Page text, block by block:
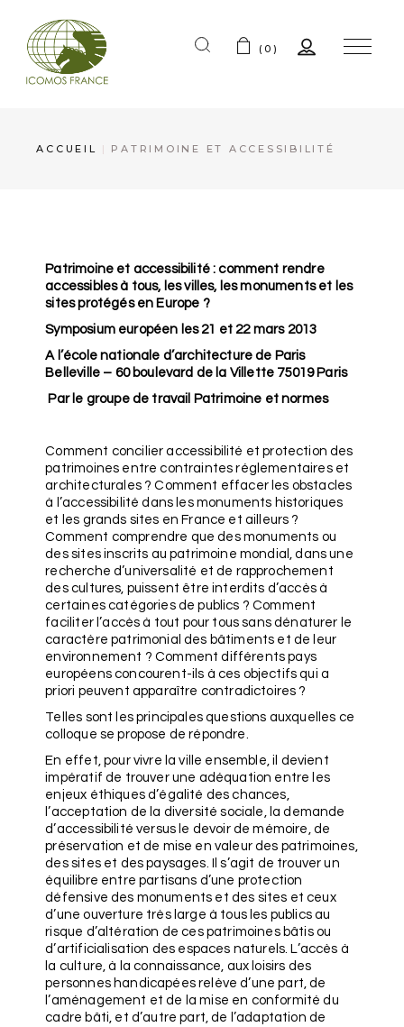
(0)
ACCUEIL PATRIMOINE ET ACCESSIBILITÉ
Patrimoine et accessibilité : comment rendre
accessibles à tous, les villes, les monuments et les
sites protégés en Europe ?
Symposium européen les 21 et 22 mars 2013
A l’école nationale d’architecture de Paris
Belleville – 60 boulevard de la Villette 75019 Paris
Par le groupe de travail Patrimoine et normes
Comment concilier accessibilité et protection des
patrimoines entre contraintes réglementaires et
architecturales ? Comment effacer les obstacles
à l’accessibilité dans les monuments historiques
et les grands sites en France et ailleurs ?
Comment comprendre que des monuments ou
des sites inscrits au patrimoine mondial, dans une
recherche d’universalité et de rapprochement
des cultures, puissent être interdits d’accès à
certaines catégories de publics ? Comment
faciliter l’accès à tout pour tous sans dénaturer le
caractère patrimonial des bâtiments et de leur
environnement ? Comment différents pays
européens concourent-ils à ces objectifs qui a
priori peuvent apparaître contradictoires ?
Telles sont les principales questions auxquelles ce
colloque se propose de répondre.
En effet, pour vivre la ville ensemble, il devient
impératif de trouver une adéquation entre les
enjeux éthiques d’égalité des chances,
l’acceptation de la diversité sociale, la demande
d’accessibilité versus le devoir de mémoire, de
préservation et de mise en valeur des patrimoines,
des sites et des paysages. Il s’agit de trouver un
équilibre entre partisans d’une protection
défensive des monuments et des sites et ceux
d’une ouverture très large à tous les publics au
risque d’altération de ces patrimoines bâtis ou
d’artificialisation des espaces naturels. L’accès à
la culture, à la connaissance, aux loisirs des
personnes handicapées relève d’une part, de
l’aménagement et de la mise en conformité du
cadre bâti, et d’autre part, de l’adaptation de